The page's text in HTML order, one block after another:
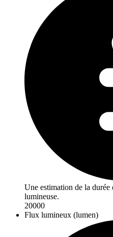
Une estimation de la
lumineuse.
20000
Flux lumineux (lumen)